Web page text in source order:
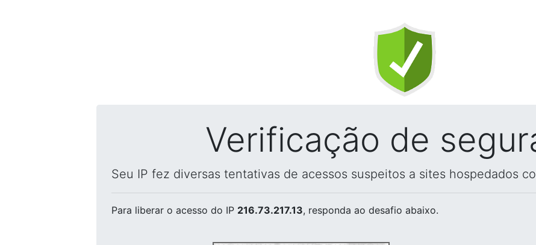
Verificação de
Seu IP fez diversas tentativas de acessos suspeitos a sites hospedados
Para liberar o acesso do IP 216.73.217.13, responda ao desafio abaixo.